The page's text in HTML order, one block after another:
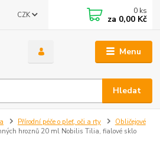
Menu
CZK
Hledat
0 ks
za 0,00 Kč
Přírodní péče o pleť, oči a rty
Obličejové
hroznů 20 ml Nobilis Tilia, fialové sklo